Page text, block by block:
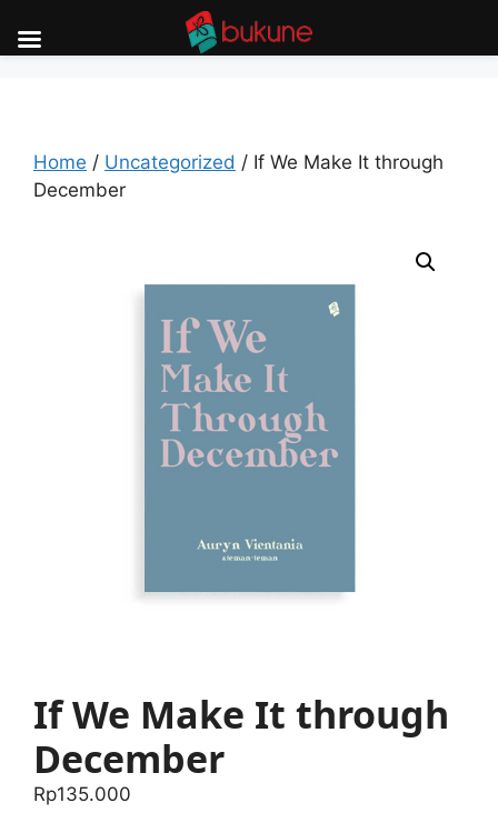
Home / Uncategorized / If We Make It through
December
If We Make It through
December
Rp135.000